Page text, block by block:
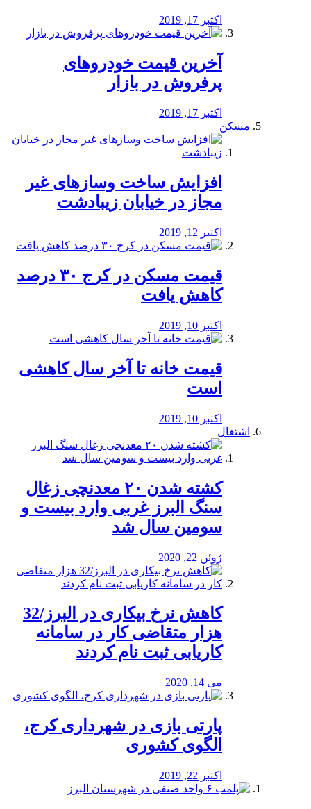
اکتبر 17, 2019
آخرین قیمت خودرو‌های
پرفروش در بازار
اکتبر 17, 2019
مسکن
افزایش ساخت وسازهای غیر
مجاز در خیابان زیبادشت
اکتبر 12, 2019
️قیمت مسکن در کرج ۳۰ درصد
کاهش یافت
اکتبر 10, 2019
قیمت خانه تا آخر سال کاهشی
است
اکتبر 10, 2019
اشتغال
کشته شدن ۲۰ معدنچی زغال
سنگ البرز غربی وارد بیست و
سومین سال شد
ژوئن 22, 2020
کاهش نرخ بیکاری در البرز/32
هزار متقاضی کار در سامانه
کاریابی ثبت نام کردند
می 14, 2020
پارتی بازی در شهرداری کرج،
الگوی کشوری
اکتبر 22, 2019